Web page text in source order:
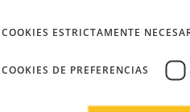
COOKIES ESTRICTAMENTE
COOKIES DE PREFERENCIAS